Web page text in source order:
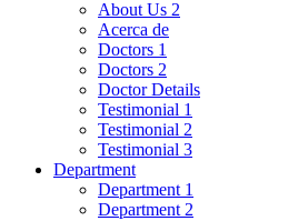
About Us 2
Acerca de
Doctors 1
Doctors 2
Doctor Details
Testimonial 1
Testimonial 2
Testimonial 3
Department
Department 1
Department 2